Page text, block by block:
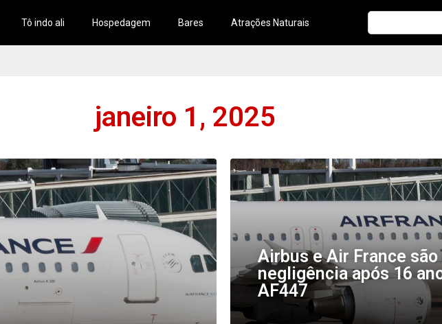
Tô indo ali Hospedagem Bares Atrações Naturais
janeiro 1, 2025
Airbus e Air France
negligência após 16
AF447